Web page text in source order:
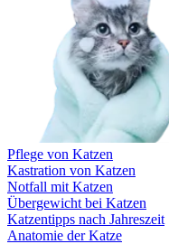
Pflege von Katzen
Kastration von Katzen
Notfall mit Katzen
Übergewicht bei Katzen
Katzentipps nach Jahreszeit
Anatomie der Katze